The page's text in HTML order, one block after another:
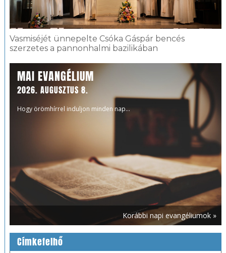
Vasmiséjét ünnepelte Csóka Gáspár bencés
szerzetes a pannonhalmi bazilikában
MAI EVANGÉLIUM
2026. AUGUSZTUS 8.
Hogy örömhírrel induljon minden nap...
Korábbi napi evangéliumok »
Címkefelhő